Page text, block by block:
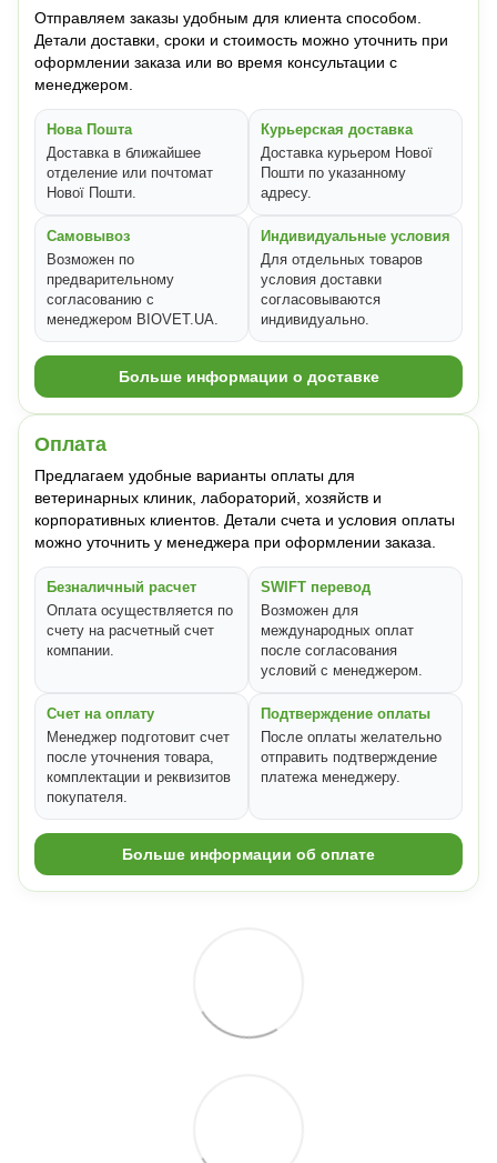
Отправляем заказы удобным для клиента способом.
Детали доставки, сроки и стоимость можно уточнить при
оформлении заказа или во время консультации с
менеджером.
Нова Пошта
Доставка в ближайшее
отделение или почтомат
Нової Пошти.
Курьерская доставка
Доставка курьером Нової
Пошти по указанному
адресу.
Самовывоз
Возможен по
предварительному
согласованию с
менеджером BIOVET.UA.
Индивидуальные условия
Для отдельных товаров
условия доставки
согласовываются
индивидуально.
Больше информации о доставке
Оплата
Предлагаем удобные варианты оплаты для
ветеринарных клиник, лабораторий, хозяйств и
корпоративных клиентов. Детали счета и условия оплаты
можно уточнить у менеджера при оформлении заказа.
Безналичный расчет
Оплата осуществляется по
счету на расчетный счет
компании.
SWIFT перевод
Возможен для
международных оплат
после согласования
условий с менеджером.
Счет на оплату
Менеджер подготовит счет
после уточнения товара,
комплектации и реквизитов
покупателя.
Подтверждение оплаты
После оплаты желательно
отправить подтверждение
платежа менеджеру.
Больше информации об оплате